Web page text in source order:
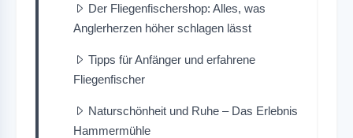
Der Fliegenfischershop: Alles, was
Anglerherzen höher schlagen lässt
Tipps für Anfänger und erfahrene
Fliegenfischer
Naturschönheit und Ruhe – Das Erlebnis
Hammermühle